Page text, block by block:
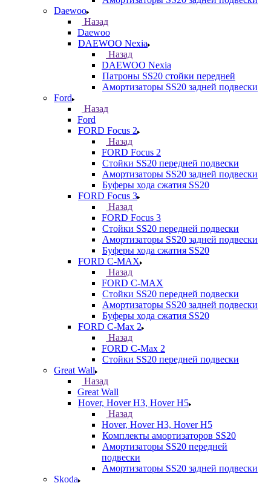
Daewoo
Назад
Daewoo
DAEWOO Nexia
Назад
DAEWOO Nexia
Патроны SS20 стойки передней
Амортизаторы SS20 задней подвески
Ford
Назад
Ford
FORD Focus 2
Назад
FORD Focus 2
Стойки SS20 передней подвески
Амортизаторы SS20 задней подвески
Буферы хода сжатия SS20
FORD Focus 3
Назад
FORD Focus 3
Стойки SS20 передней подвески
Амортизаторы SS20 задней подвески
Буферы хода сжатия SS20
FORD С-MAX
Назад
FORD С-MAX
Стойки SS20 передней подвески
Амортизаторы SS20 задней подвески
Буферы хода сжатия SS20
FORD C-Max 2
Назад
FORD C-Max 2
Стойки SS20 передней подвески
Great Wall
Назад
Great Wall
Hover, Hover H3, Hover H5
Назад
Hover, Hover H3, Hover H5
Комплекты амортизаторов SS20
Амортизаторы SS20 передней
подвески
Амортизаторы SS20 задней подвески
Skoda